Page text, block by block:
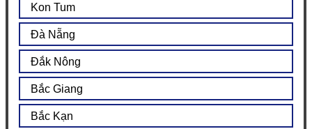
Kon Tum
Đà Nẵng
Đắk Nông
Bắc Giang
Bắc Kạn